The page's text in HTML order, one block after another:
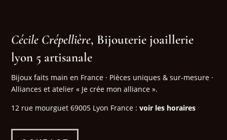
Cécile Crépellière, Bijouterie joaillerie
lyon 5 artisanale
Bijoux faits main en France · Pièces uniques & sur-mesure ·
Alliances et atelier « Je crée mon alliance ».
12 rue mourguet 69005 Lyon France :voir les horaires